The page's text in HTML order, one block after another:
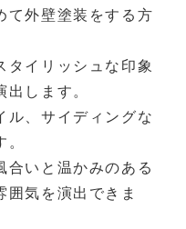
て外壁塗装をする方
タイリッシュな印象
します。
ル、サイディングな
合いと温かみのある
気を演出できま